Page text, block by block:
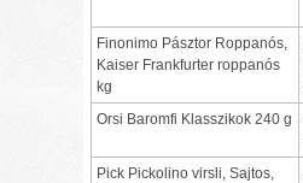
Finonimo Pásztor Roppanós,
Kaiser Frankfurter roppanós
kg
Orsi Baromfi Klasszikok 240 g
Pick Pickolino virsli, Sajtos,